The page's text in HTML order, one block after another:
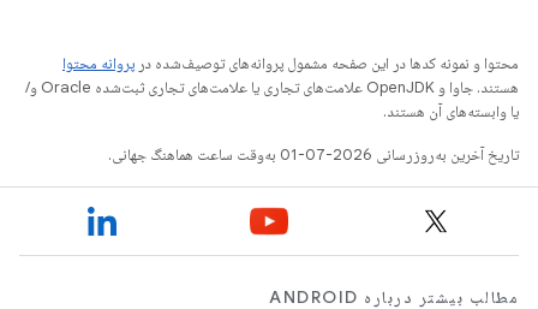
محتوا و نمونه کدها در این صفحه مشمول پروانه‌های توصیف‌شده در پروانه محتوا
هستند. جاوا و OpenJDK علامت‌های تجاری یا علامت‌های تجاری ثبت‌شده Oracle و/
یا وابسته‌های آن هستند.
تاریخ آخرین به‌روزرسانی 2026-07-01 به‌وقت ساعت هماهنگ جهانی.
مطالب بیشتر درباره ANDROID